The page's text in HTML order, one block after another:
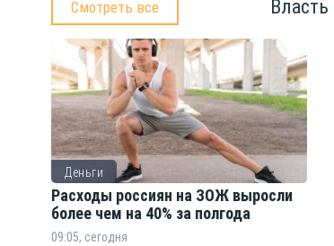
Смотреть все Власть
Деньги
Расходы россиян на ЗОЖ выросли
более чем на 40% за полгода
09:05, сегодня